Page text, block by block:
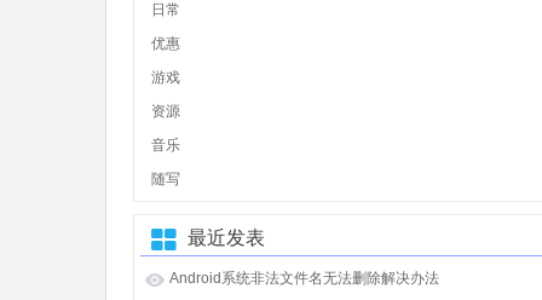
日常
优惠
游戏
资源
音乐
随写
最近发表
Android系统非法文件名无法删除解决办法